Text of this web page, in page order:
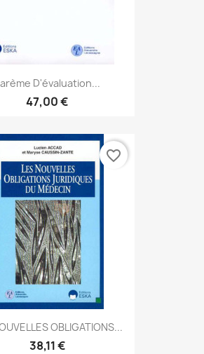
D'évaluation...
47,00 €
OBLIGATIONS...
38,11 €
favorite_border